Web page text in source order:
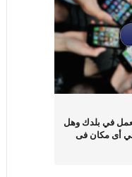
في بلدك وهل
أى مكان فى